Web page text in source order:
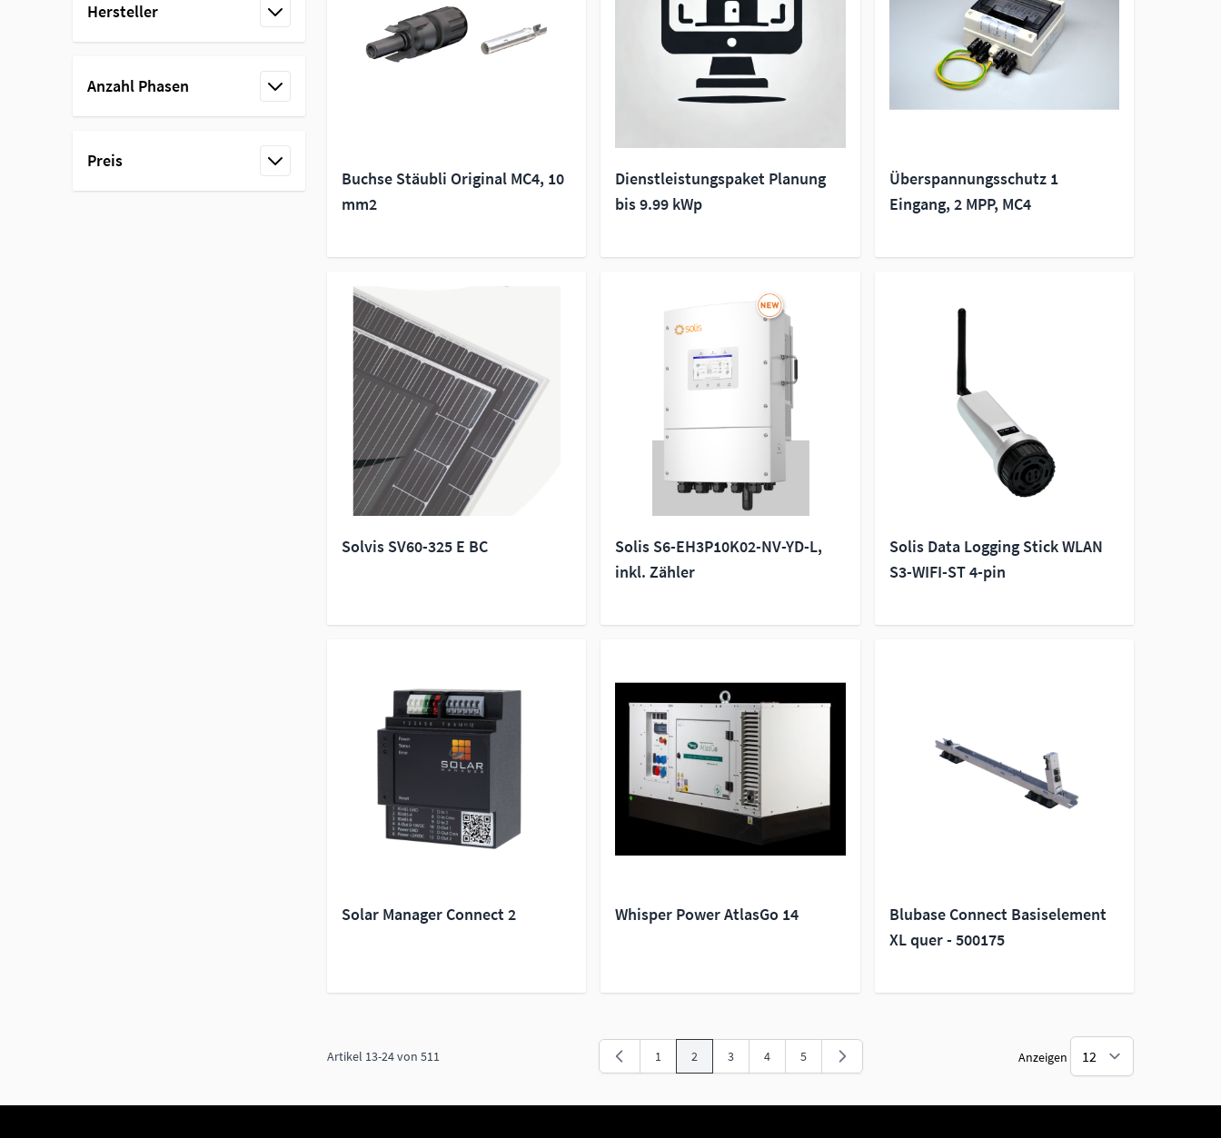
Hersteller
Anzahl Phasen
Preis
Buchse Stäubli Original MC4, 10
mm2
Dienstleistungspaket Planung
bis 9.99 kWp
Überspannungsschutz 1
Eingang, 2 MPP, MC4
Solvis SV60-325 E BC
Solis S6-EH3P10K02-NV-YD-L,
inkl. Zähler
Solis Data Logging Stick WLAN
S3-WIFI-ST 4-pin
Solar Manager Connect 2 Whisper Power AtlasGo 14
Blubase Connect Basiselement
XL quer - 500175
Artikel 13-24von 511 Seite
1 Sie lesen gerade Seite
2 Seite
3 Seite
4 Seite
5 Anzeigen